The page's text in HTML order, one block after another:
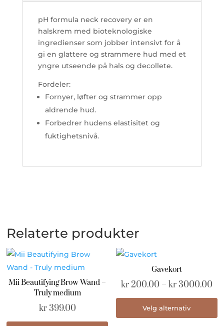
pH formula neck recovery er en
halskrem med bioteknologiske
ingredienser som jobber intensivt for å
gi en glattere og strammere hud med et
yngre utseende på hals og decollete.
Fordeler:
Fornyer, løfter og strammer opp
aldrende hud.
Forbedrer hudens elastisitet og
fuktighetsnivå.
Relaterte produkter
Mii Beautifying Brow Wand –
Truly medium
kr399.00
Gavekort
kr200.00 – kr3000.00
kr
Velg alternativ